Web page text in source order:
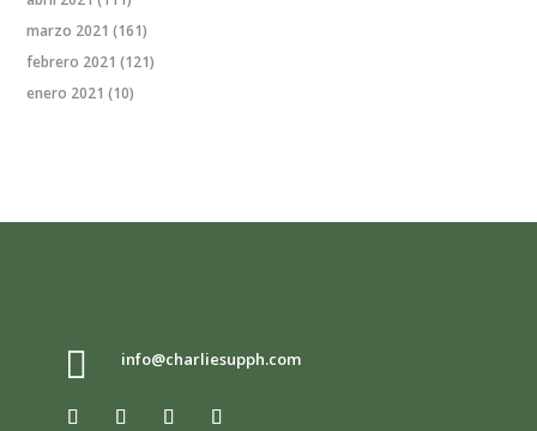
marzo 2021 (161)
febrero 2021 (121)
enero 2021 (10)
 info@charliesupph.com